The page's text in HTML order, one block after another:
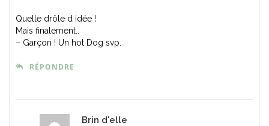
Quelle drôle d idée !
Mais finalement..
– Garçon ! Un hot Dog svp.
RÉPONDRE
Brin d'elle